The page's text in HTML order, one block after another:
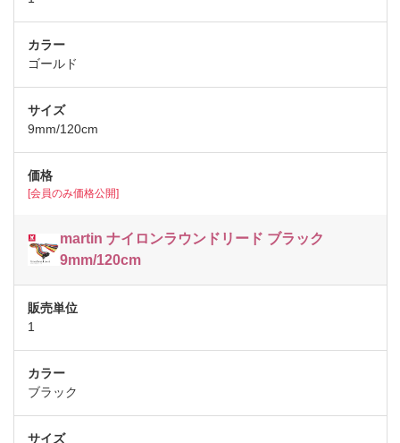
ゴールド
9mm/120cm
[会員のみ価格公開]
martin ナイロンラウンドリード ブラック
9mm/120cm
1
ブラック